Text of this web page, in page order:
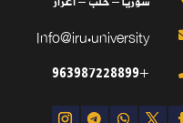
Info@iru.university
+963987228899